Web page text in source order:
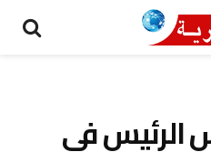
الرئيس في